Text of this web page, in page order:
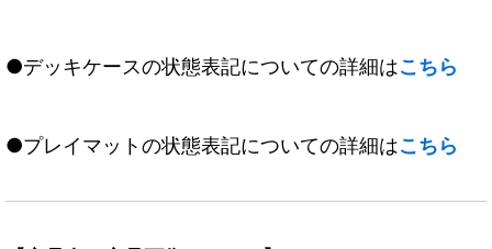
●デッキケースの状態表記についての詳細はこちら
●プレイマットの状態表記についての詳細はこちら